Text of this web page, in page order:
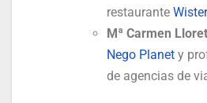
restaurante Wister
Mª Carmen Lloret
Nego Planet y
de agencias de